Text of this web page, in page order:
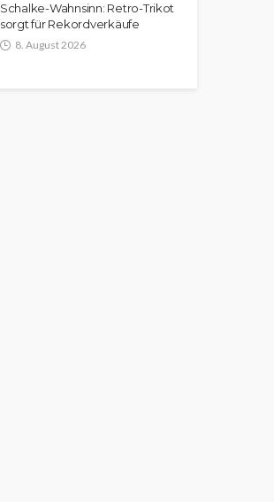
Schalke-Wahnsinn: Retro-Trikot
sorgt für Rekordverkäufe
8. August 2026